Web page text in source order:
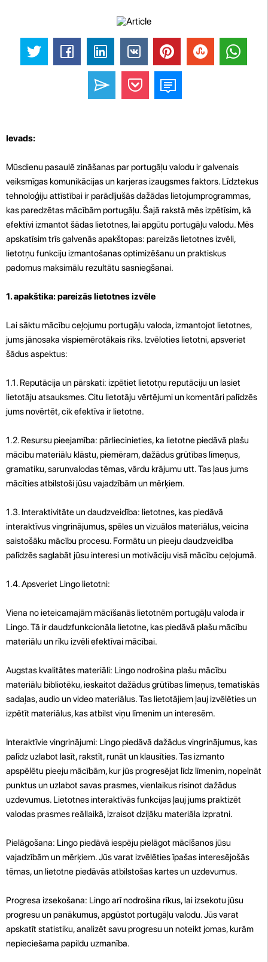
Ievads:
Mūsdienu pasaulē zināšanas par portugāļu valodu ir galvenais
veiksmīgas komunikācijas un karjeras izaugsmes faktors. Līdztekus
tehnoloģiju attīstībai ir parādījušās dažādas lietojumprogrammas,
kas paredzētas mācībām portugāļu. Šajā rakstā mēs izpētīsim, kā
efektīvi izmantot šādas lietotnes, lai apgūtu portugāļu valodu. Mēs
apskatīsim trīs galvenās apakštopas: pareizās lietotnes izvēli,
lietotņu funkciju izmantošanas optimizēšanu un praktiskus
padomus maksimālu rezultātu sasniegšanai.
1. apakštika: pareizās lietotnes izvēle
Lai sāktu mācību ceļojumu portugāļu valoda, izmantojot lietotnes,
jums jānosaka vispiemērotākais rīks. Izvēloties lietotni, apsveriet
šādus aspektus:
1.1. Reputācija un pārskati: izpētiet lietotņu reputāciju un lasiet
lietotāju atsauksmes. Citu lietotāju vērtējumi un komentāri palīdzēs
jums novērtēt, cik efektīva ir lietotne.
1.2. Resursu pieejamība: pārliecinieties, ka lietotne piedāvā plašu
mācību materiālu klāstu, piemēram, dažādus grūtības līmeņus,
gramatiku, sarunvalodas tēmas, vārdu krājumu utt. Tas ļaus jums
mācīties atbilstoši jūsu vajadzībām un mērķiem.
1.3. Interaktivitāte un daudzveidība: lietotnes, kas piedāvā
interaktīvus vingrinājumus, spēles un vizuālos materiālus, veicina
saistošāku mācību procesu. Formātu un pieeju daudzveidība
palīdzēs saglabāt jūsu interesi un motivāciju visā mācību ceļojumā.
1.4. Apsveriet Lingo lietotni:
Viena no ieteicamajām mācīšanās lietotnēm portugāļu valoda ir
Lingo. Tā ir daudzfunkcionāla lietotne, kas piedāvā plašu mācību
materiālu un rīku izvēli efektīvai mācībai.
Augstas kvalitātes materiāli: Lingo nodrošina plašu mācību
materiālu bibliotēku, ieskaitot dažādus grūtības līmeņus, tematiskās
sadaļas, audio un video materiālus. Tas lietotājiem ļauj izvēlēties un
izpētīt materiālus, kas atbilst viņu līmenim un interesēm.
Interaktīvie vingrinājumi: Lingo piedāvā dažādus vingrinājumus, kas
palīdz uzlabot lasīt, rakstīt, runāt un klausīties. Tas izmanto
apspēlētu pieeju mācībām, kur jūs progresējat līdz līmenim, nopelnāt
punktus un uzlabot savas prasmes, vienlaikus risinot dažādus
uzdevumus. Lietotnes interaktīvās funkcijas ļauj jums praktizēt
valodas prasmes reāllaikā, izraisot dziļāku materiāla izpratni.
Pielāgošana: Lingo piedāvā iespēju pielāgot mācīšanos jūsu
vajadzībām un mērķiem. Jūs varat izvēlēties īpašas interesējošās
tēmas, un lietotne piedāvās atbilstošas ​​kartes un uzdevumus.
Progresa izsekošana: Lingo arī nodrošina rīkus, lai izsekotu jūsu
progresu un panākumus, apgūstot portugāļu valodu. Jūs varat
apskatīt statistiku, analizēt savu progresu un noteikt jomas, kurām
nepieciešama papildu uzmanība.